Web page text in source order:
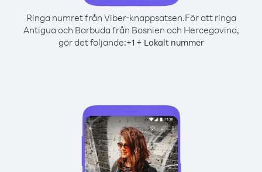
Ringa numret från Viber-knappsatsen.För att ringa
Antigua och Barbuda från Bosnien och Hercegovina,
gör det följande:+1+ Lokalt nummer